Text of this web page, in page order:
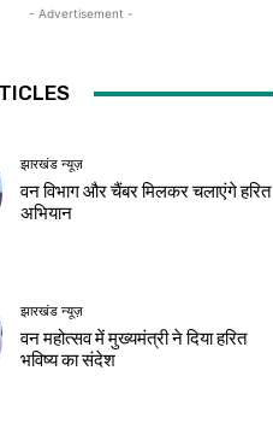
- Advertisement -
झारखंड न्यूज़
वन विभाग और चैंबर मिलकर चलाएंगे हरित
अभियान
झारखंड न्यूज़
वन महोत्सव में मुख्यमंत्री ने दिया हरित
भविष्य का संदेश